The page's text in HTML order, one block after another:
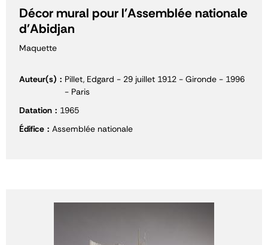
Décor mural pour l'Assemblée nationale
d'Abidjan
Maquette
Auteur(s)
Pillet, Edgard - 29 juillet 1912 - Gironde - 1996
- Paris
Datation
1965
Édifice
Assemblée nationale